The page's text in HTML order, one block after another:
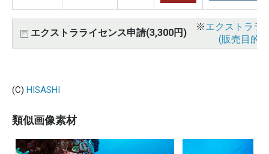
エクストラライセンス申請(3,300円)
※エクストララ
(販売目的
(C) HISASHI
類似画像素材